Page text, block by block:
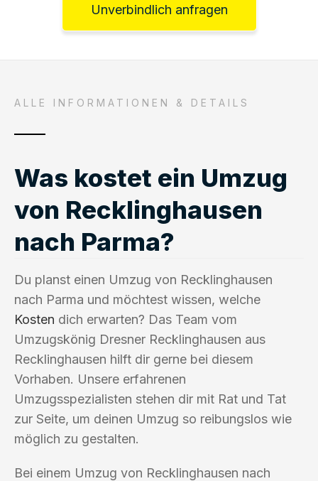
Unverbindlich anfragen
ALLE INFORMATIONEN & DETAILS
Was kostet ein Umzug
von Recklinghausen
nach Parma?
Du planst einen Umzug von Recklinghausen
nach Parma und möchtest wissen, welche
Kosten dich erwarten? Das Team vom
Umzugskönig Dresner Recklinghausen aus
Recklinghausen hilft dir gerne bei diesem
Vorhaben. Unsere erfahrenen
Umzugsspezialisten stehen dir mit Rat und Tat
zur Seite, um deinen Umzug so reibungslos wie
möglich zu gestalten.
Bei einem Umzug von Recklinghausen nach